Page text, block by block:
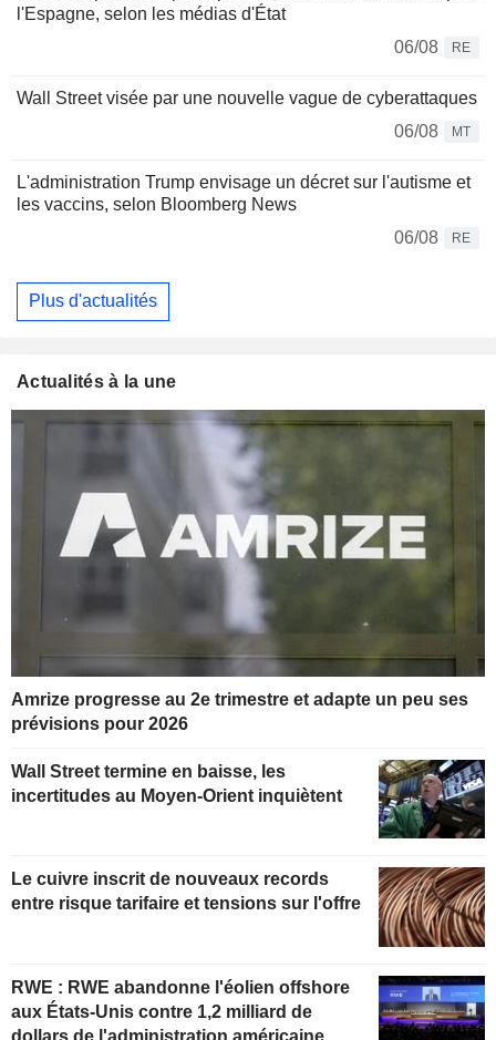
l'Espagne, selon les médias d'État
06/08
RE
Wall Street visée par une nouvelle vague de cyberattaques
06/08
MT
L'administration Trump envisage un décret sur l'autisme et
les vaccins, selon Bloomberg News
06/08
RE
Plus d'actualités
Actualités à la une
Amrize progresse au 2e trimestre et adapte un peu ses
prévisions pour 2026
Wall Street termine en baisse, les
incertitudes au Moyen-Orient inquiètent
Le cuivre inscrit de nouveaux records
entre risque tarifaire et tensions sur l'offre
RWE : RWE abandonne l'éolien offshore
aux États-Unis contre 1,2 milliard de